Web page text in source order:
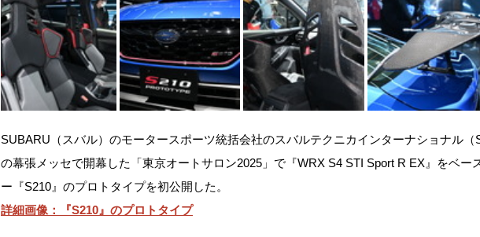
SUBARU（スバル）のモータースポーツ統括会社のスバルテクニカインターナショナル（
の幕張メッセで開幕した「東京オートサロン2025」で『WRX S4 STI Sport R EX』をベー
ー『S210』のプロトタイプを初公開した。
詳細画像：『S210』のプロトタイプ